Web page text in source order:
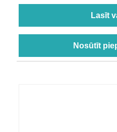
Lasīt
Nosūtīt